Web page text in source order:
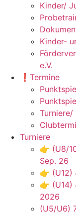
Kinder/
Kinder-
e.V.
❗️Termine
Turniere/
Turniere
👉 (U8/
Sep. 26
👉 (U12)
👉 (U14)
2026
(U5/U6)